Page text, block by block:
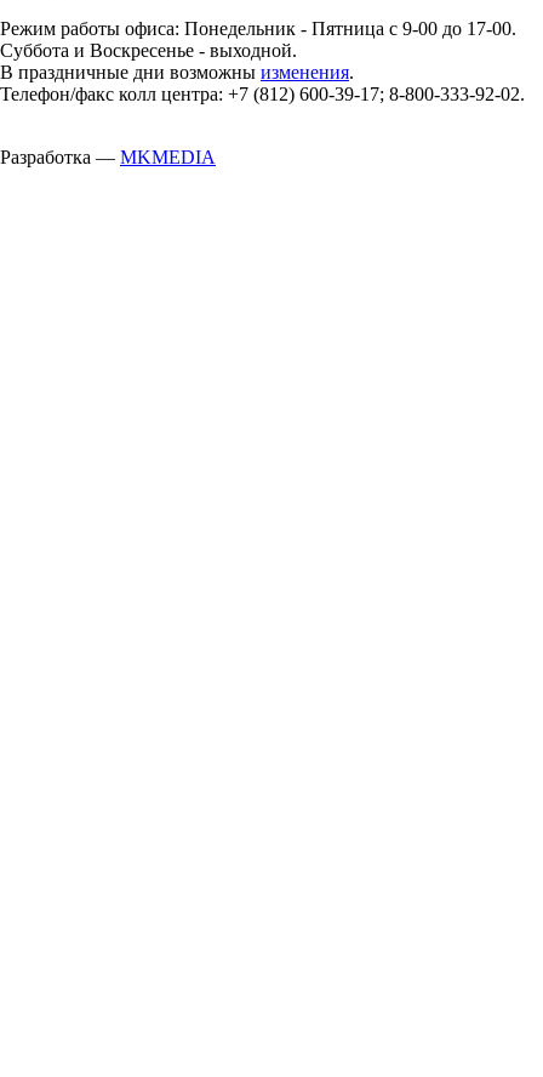
Режим работы офиса: Понедельник - Пятница с 9-00 до 17-00.
Суббота и Воскресенье - выходной.
В праздничные дни возможны изменения.
Телефон/факс колл центра: +7 (812) 600-39-17; 8-800-333-92-02.
Разработка — MKMEDIA